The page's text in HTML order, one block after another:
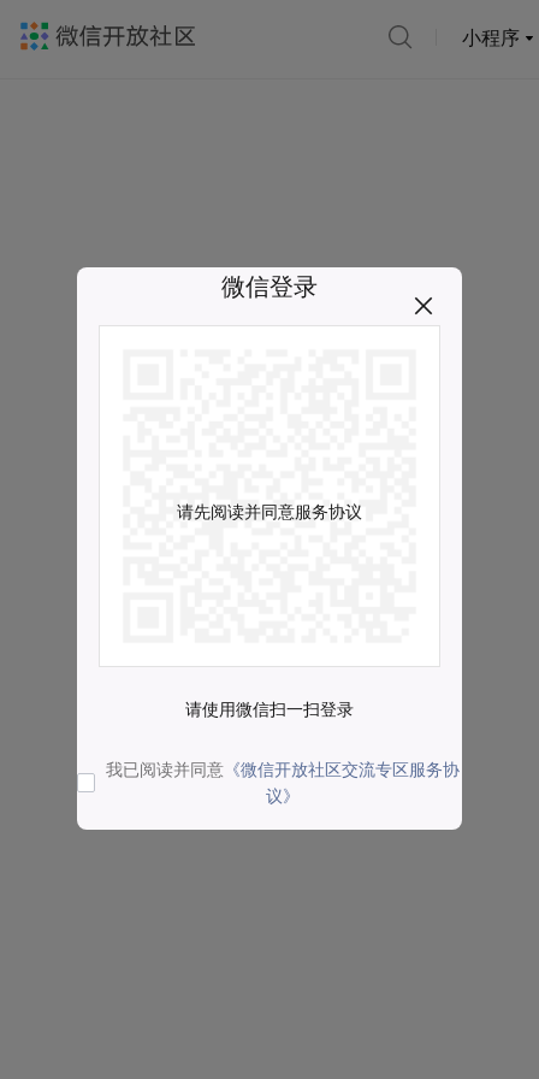
小程序
微信登录
请先阅读并同意服务协议
请使用微信扫一扫登录
我已阅读并同意 《微信开放社区交流专区服务协
议》